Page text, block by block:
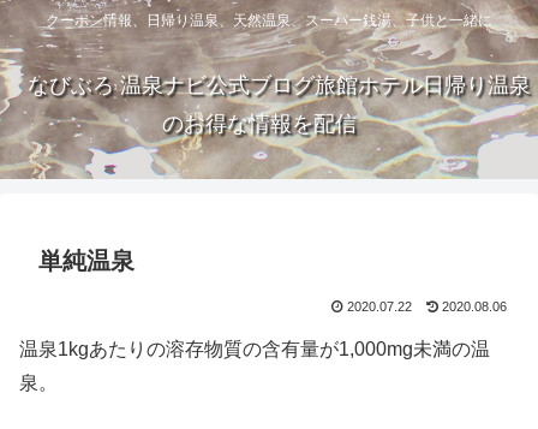
クーポン情報、日帰り温泉、天然温泉、スーパー銭湯、子供と一緒に
なびぶろ 温泉ナビ公式ブログ旅館ホテル日帰り温泉
のお得な情報を配信
単純温泉
2020.07.22 2020.08.06
温泉1kgあたりの溶存物質の含有量が1,000mg未満の温
泉。